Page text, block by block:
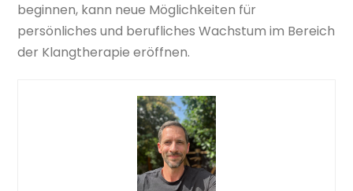
beginnen, kann neue Möglichkeiten für
persönliches und berufliches Wachstum im Bereich
der Klangtherapie eröffnen.